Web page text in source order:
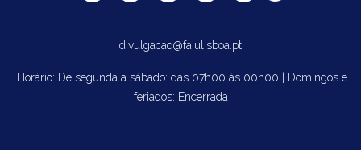
divulgacao@fa.ulisboa.pt
Horário: De segunda a sábado: das 07h00 às 00h00 | Domingos e
feriados: Encerrada